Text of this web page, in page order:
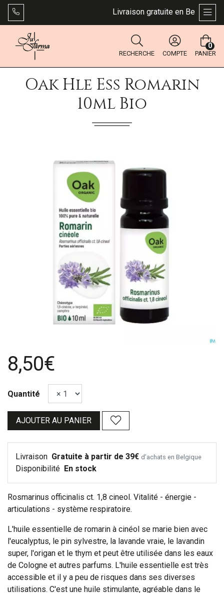
Livraison gratuite en Belgique
RECHERCHE COMPTE PANIER
0
Oak Hle Ess Romarin
10ml Bio
8,50€
Quantité
AJOUTER AU PANIER
Livraison Gratuite à partir de 39€ d’achats en Belgique
Disponibilité En stock
Rosmarinus officinalis ct. 1,8 cineol. Vitalité - énergie -
articulations - système respiratoire.
L'huile essentielle de romarin à cinéol se marie bien avec
l'eucalyptus, le pin sylvestre, la lavande vraie, le lavandin
super, l'origan et le thym et peut être utilisée dans les eaux
de Cologne et autres parfums. L'huile essentielle est très
accessible et il y a peu de risques dans ses diverses
utilisations. C'est une huile stimulante, agréable dans le